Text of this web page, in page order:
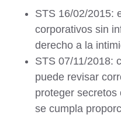
STS 16/02/2015:
corporativos sin
derecho a la
STS 07/11/2018:
puede revisar
proteger
se cumpla